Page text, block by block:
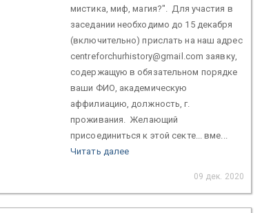
мистика, миф, магия?". Для участия в
заседании необходимо до 15 декабря
(включительно) прислать на наш адрес
centreforchurhistory@gmail.com заявку,
содержащую в обязательном порядке
ваши ФИО, академическую
аффилиацию, должность, г.
проживания. Желающий
присоединиться к этой секте... вме...
Читать далее
09 дек. 2020